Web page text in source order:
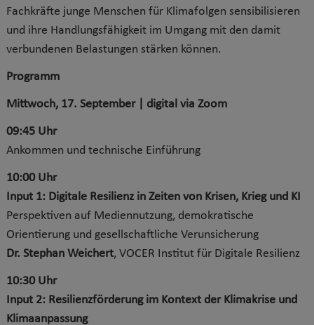
Fachkräfte junge Menschen für Klimafolgen sensibilisieren
und ihre Handlungsfähigkeit im Umgang mit den damit
verbundenen Belastungen stärken können.
Programm
Mittwoch, 17. September | digital via Zoom
09:45 Uhr
Ankommen und technische Einführung
10:00 Uhr
Input 1: Digitale Resilienz in Zeiten von Krisen, Krieg und KI
Perspektiven auf Mediennutzung, demokratische
Orientierung und gesellschaftliche Verunsicherung
Dr. Stephan Weichert, VOCER Institut für Digitale Resilienz
10:30 Uhr
Input 2: Resilienzförderung im Kontext der Klimakrise und
Klimaanpassung